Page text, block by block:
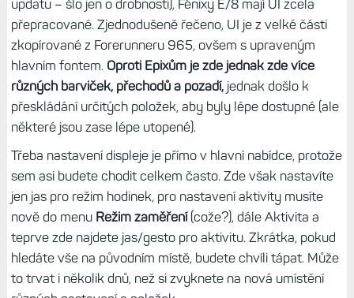
updatu – šlo jen o drobnosti), Fénixy E/8 mají UI zcela
přepracované. Zjednodušeně řečeno, UI je z velké části
zkopírované z Forerunneru 965, ovšem s upraveným
hlavním fontem. Oproti Epixům je zde jednak zde více
různých barviček, přechodů a pozadí,jednak došlo k
přeskládání určitých položek, aby byly lépe dostupné (ale
některé jsou zase lépe utopené).
Třeba nastavení displeje je přímo v hlavní nabídce, protože
sem asi budete chodit celkem často. Zde však nastavíte
jen jas pro režim hodinek, pro nastavení aktivity musíte
nově do menu Režim zaměření(cože?), dále Aktivita a
teprve zde najdete jas/gesto pro aktivitu. Zkrátka, pokud
hledáte vše na původním místě, budete chvíli tápat. Může
to trvat i několik dnů, než si zvyknete na nová umístění